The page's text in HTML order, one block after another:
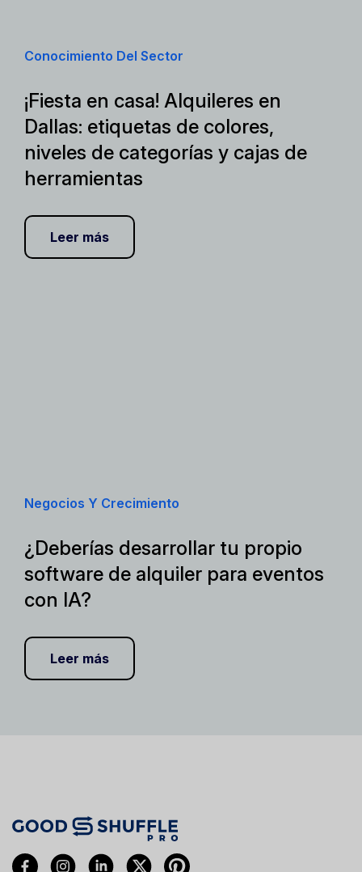
Conocimiento Del Sector
¡Fiesta en casa! Alquileres en
Dallas: etiquetas de colores,
niveles de categorías y cajas de
herramientas
Leer más
Negocios Y Crecimiento
¿Deberías desarrollar tu propio
software de alquiler para eventos
con IA?
Leer más